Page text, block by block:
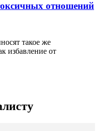
отношений
такое же
избавление от